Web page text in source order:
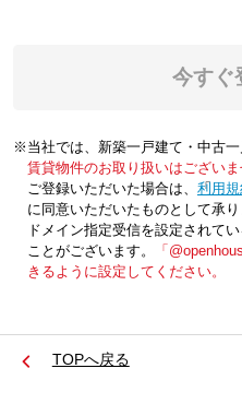
今すぐ
※当社では、新築一戸建て・中古一
賃貸物件のお取り扱いはござい
ご登録いただいた場合は、「利用規
に同意いただいたものとして承り
ドメイン指定受信を設定されて
ことがございます。
「
きるように設定してください。
TOPへ戻る